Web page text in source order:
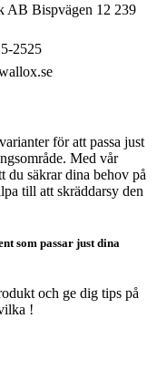
AB Bispvägen 12 239
2525
för att passa just
Med vår
du säkrar dina behov på
till att skräddarsy den
som passar just dina
och ge dig tips på
!